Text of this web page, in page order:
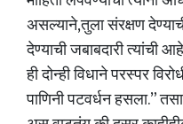
असल्याने,तुला संरक्षण
देण्याची जबाबदारी त्यांची
ही दोन्ही विधाने परस्पर
पाणिनी पटवर्धन हसला.”